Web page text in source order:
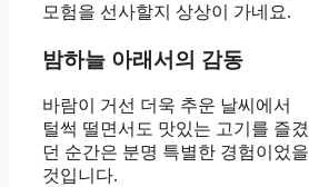
모험을 선사할지 상상이 가네요.
밤하늘 아래서의 감동
바람이 거선 더욱 추운 날씨에서
털썩 떨면서도 맛있는 고기를 즐겼
던 순간은 분명 특별한 경험이었을
것입니다.